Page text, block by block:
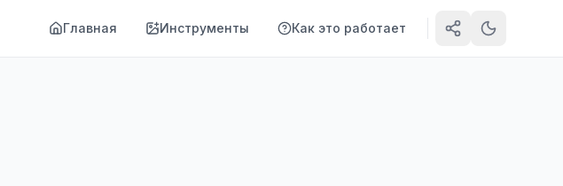
Главная Инструменты Как это работает